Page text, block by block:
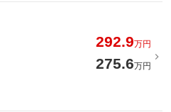
292.9万円
275.6万円